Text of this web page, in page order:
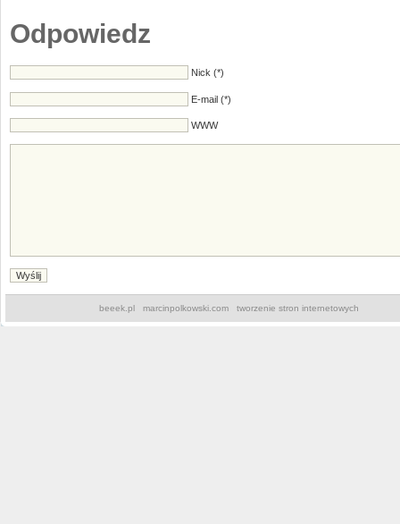
Odpowiedz
Nick (*)
E-mail (*)
WWW
beeek.pl marcinpolkowski.com tworzenie stron internetowych